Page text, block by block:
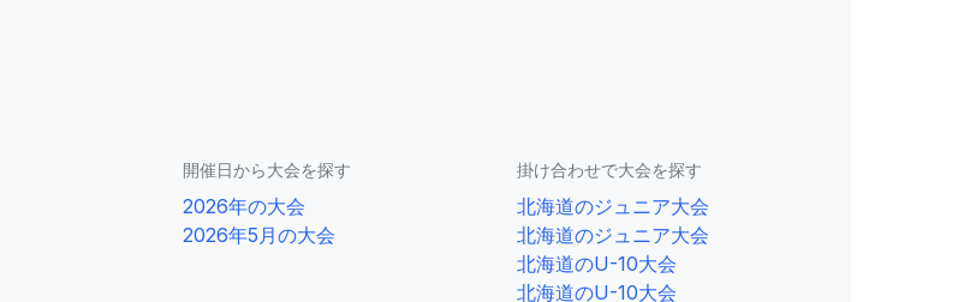
開催日から大会を探す
2026年の大会
2026年5月の大会
掛け合わせで大会を探す
北海道のジュニア大会
北海道のジュニア大会
北海道のU-10大会
北海道のU-10大会